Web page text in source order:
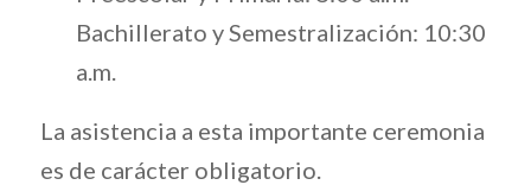
Bachillerato y Semestralización: 10:30
a.m.
La asistencia a esta importante ceremonia
es de carácter obligatorio.